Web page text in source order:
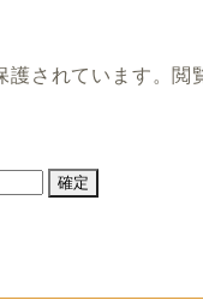
護されています。閲